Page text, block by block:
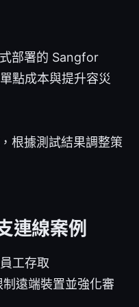
部署的 Sangfor
點成本與提升容災
根據測試結果調整策
連線案例
工存取
遠端裝置並強化審